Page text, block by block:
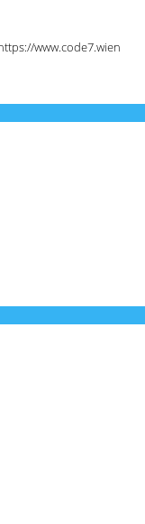
www.code7.wien